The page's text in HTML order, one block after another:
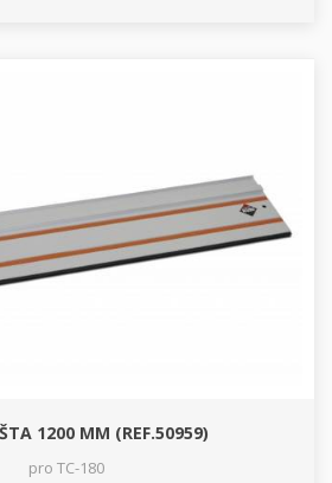
1200 MM (REF.50959)
pro TC-180